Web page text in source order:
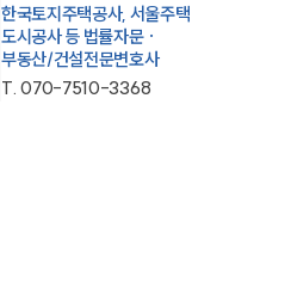
한국토지주택공사, 서울주택
도시공사 등 법률자문 ·
부동산/건설전문변호사
T.070-7510-3368